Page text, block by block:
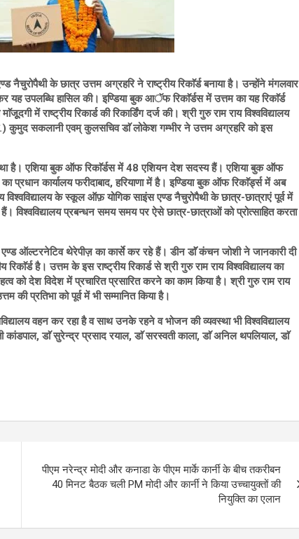
के छात्र उत्तम अग्रहरि ने राष्ट्रीय रिकाॅर्ड बनाया है। उन्होंने मंगलवार
उपलब्धि हासिल की। इण्डिया बुक आॅफ रिकाॅर्डस में उत्तम का यह रिकाॅर्ड
में राष्ट्रीय रिकार्ड की रिकार्डिंग दर्ज की। श्री गुरु राम राय विश्वविद्यालय
कुमुद सकलानी एवम् कुलसचिव डाॅ लोकेश गम्भीर ने उत्तम अग्रहरि को इस
है। एशिया बुक ऑफ रिकाॅर्डस में 48 एशियन देश सदस्य हैं। एशिया बुक ऑफ
प्रधान कार्यालय फरीदाबाद, हरियाणा में है। इण्डिया बुक ऑफ रिकाॅर्ड्स में अब
के स्कूल ऑफ़ योगिक साइंस एण्ड नैचुरोपैथी के छात्र-छात्राएं पूर्व में
विश्वविद्यालय प्रबन्धन समय समय पर ऐसे छात्र-छात्राओं को प्रोत्साहित करता
एण्ड ऑल्टरनेटिव थेरेपीज़ का कार्से कर रहे हैं। डीन डाॅॅ कंचन जोशी ने जानकारी दी
है। उत्तम के इस राष्ट्रीय रिकार्ड से श्री गुरु राम राय विश्वविद्यालय का
को देश विदेश में प्रचारित प्रसारित करने का काम किया है। श्री गुरु राम राय
की प्रतिभा को पूर्व में भी सम्मानित किया है।
वहन कर रहा है व साथ उनके रहने व भोजन की व्यवस्था भी विश्वविद्यालय
डाॅ सुरेन्द्र प्रसाद रयाल, डाॅ सरस्वती काला, डाॅ अनिल थपलियाल, डाॅ
पीएम नरेन्द्र मोदी और कनाडा के पीएम मार्के कार्नी के बीच तकरीबन
40 मिनट बैठक चली PM मोदी और कार्नी ने किया उच्चायुक्तों की
नियुक्ति का एलान